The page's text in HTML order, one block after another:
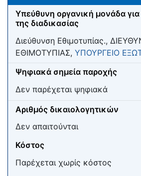
Υπεύθυνη οργανική μονάδα
της διαδικασίας
Διεύθυνση Εθιμοτυπίας.,
ΕΘΙΜΟΤΥΠΙΑΣ, ΥΠΟΥΡΓΕΙΟ
Ψηφιακά σημεία παροχής
Δεν παρέχεται ψηφιακά
Αριθμός δικαιολογητικών
Δεν απαιτούνται
Κόστος
Παρέχεται χωρίς κόστος